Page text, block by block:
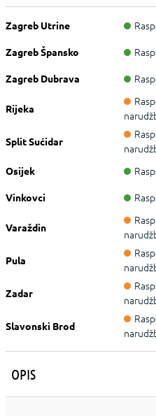
Zagreb Utrine
Zagreb Špansko
Zagreb Dubrava
Rijeka
Split Sućidar
Osijek
Vinkovci
Varaždin
Pula
Zadar
Slavonski Brod
OPIS